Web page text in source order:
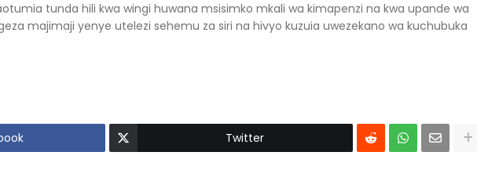
tunda hili kwa wingi huwana msisimko mkali wa kimapenzi na kwa upande wa
majimaji yenye utelezi sehemu za siri na hivyo kuzuia uwezekano wa kuchubuka
Twitter